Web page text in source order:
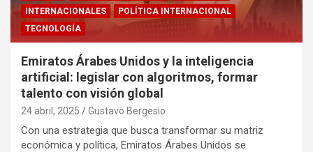
INTERNACIONALES
POLÍTICA INTERNACIONAL
TECNOLOGÍA
Emiratos Árabes Unidos y la inteligencia
artificial: legislar con algoritmos, formar
talento con visión global
24 abril, 2025 Gustavo Bergesio
Con una estrategia que busca transformar su matriz
económica y política, Emiratos Árabes Unidos se